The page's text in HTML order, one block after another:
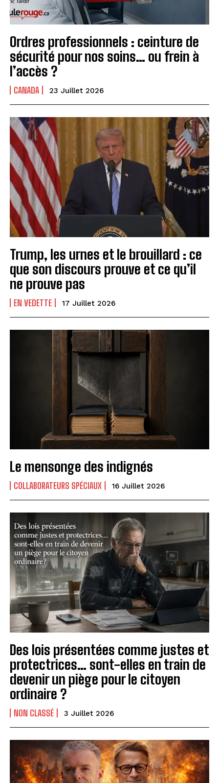
Ordres professionnels : ceinture de
sécurité pour nos soins… ou frein à
l’accès ?
CANADA 23 Juillet 2026
Trump, les urnes et le brouillard : ce
que son discours prouve et ce qu’il
ne prouve pas
EN VEDETTE 17 Juillet 2026
Le mensonge des indignés
COLLABORATEURS SPÉCIAUX 16 Juillet 2026
Des lois présentées comme justes et
protectrices… sont-elles en train de
devenir un piège pour le citoyen
ordinaire ?
NON CLASSÉ 3 Juillet 2026